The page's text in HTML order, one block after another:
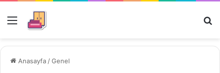
Menü
Anasayfa /Genel